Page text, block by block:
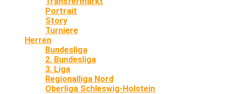
Portrait
Story
Turniere
Herren
Bundesliga
2. Bundesliga
3. Liga
Regionalliga Nord
Oberliga Schleswig-Holstein